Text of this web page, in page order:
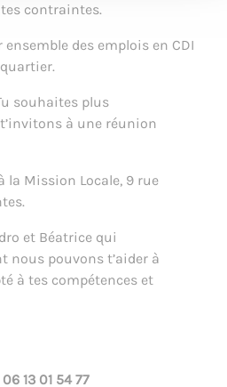
contraintes.
des emplois en CDI
souhaites plus
à une réunion
la Mission Locale, 9 rue
et Béatrice qui
nous pouvons t’aider à
à tes compétences et
06 13 01 54 77